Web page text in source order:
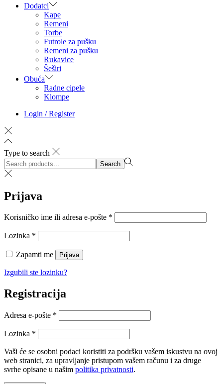
Dodatci
Kape
Remeni
Torbe
Futrole za pušku
Remeni za pušku
Rukavice
Šeširi
Obuća
Radne cipele
Klompe
Login / Register
Type to search
Search
for:>
Search
Prijava
Korisničko ime ili adresa e-pošte *
Lozinka *
Zapamti me Prijava
Izgubili ste lozinku?
Registracija
Adresa e-pošte *
Lozinka *
Vaši će se osobni podaci koristiti za podršku vašem iskustvu na ovoj
web stranici, za upravljanje pristupom vašem računu i za druge
svrhe opisane u našim politika privatnosti.